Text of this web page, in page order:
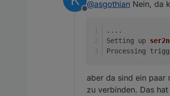
Kann
Bist du
Offline
@asgothian Nein, da
....
Setting up
Processing
aber da sind ein paar
zu verbinden. Das